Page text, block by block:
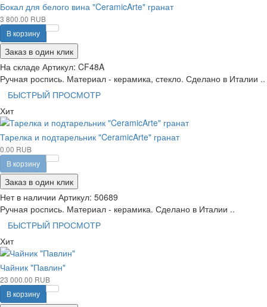
Бокал для белого вина "CeramicArte" гранат
3 800.00 RUB
В корзину
Заказ в один клик
На складе Артикул: CF48A
Ручная роспись. Материал - керамика, стекло. Сделано в Италии ..
БЫСТРЫЙ ПРОСМОТР
Хит
Тарелка и подтарельник "CeramicArte" гранат
0.00 RUB
В корзину
Заказ в один клик
Нет в наличии Артикул: 50689
Ручная роспись. Материал - керамика. Сделано в Италии ..
БЫСТРЫЙ ПРОСМОТР
Хит
Чайник "Павлин"
23 000.00 RUB
В корзину